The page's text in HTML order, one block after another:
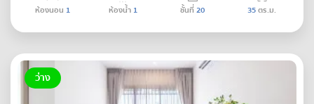
ห้องนอน 1 ห้องน้ำ 1 ชั้นที่20 35ตร.ม.
ว่าง